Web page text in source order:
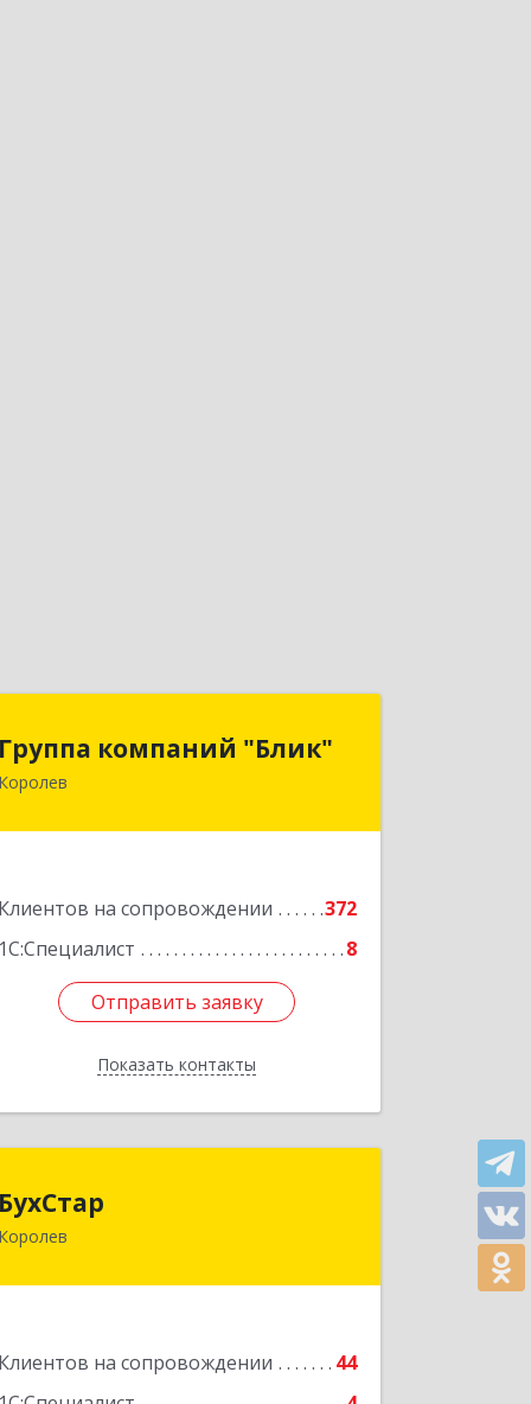
Группа компаний "Блик"
Королев
Клиентов на сопровождении
372
1С:Специалист
8
Отправить заявку
Показать контакты
Группа компаний "Блик"
141077, Московская обл, Королев г,
Отправить заявку
Назад
БухСтар
Королев
Клиентов на сопровождении
44
141090, Московская обл, Королев г,
Подробнее